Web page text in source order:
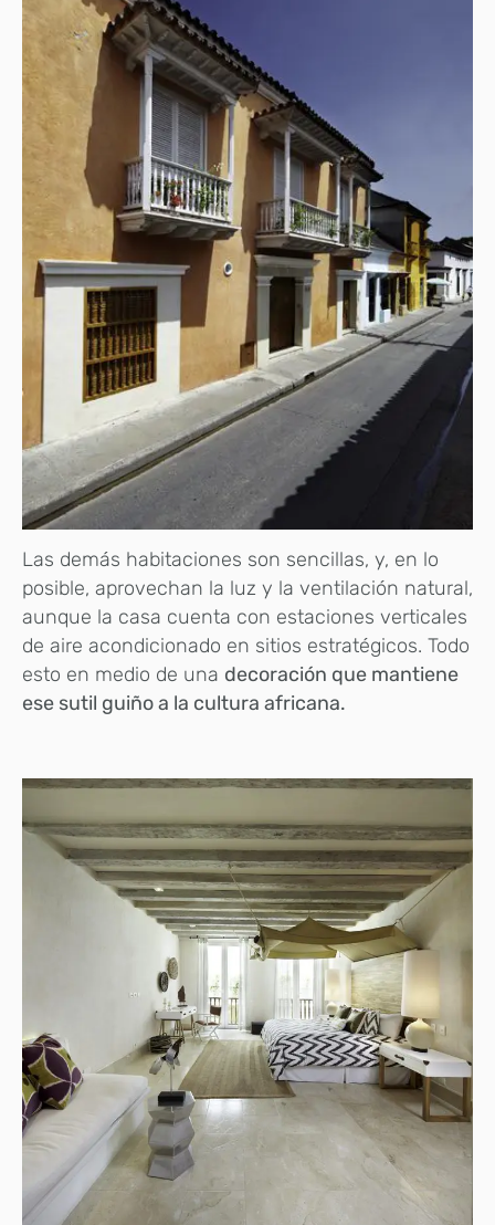
Las demás habitaciones son sencillas, y, en lo
posible, aprovechan la luz y la ventilación natural,
aunque la casa cuenta con estaciones verticales
de aire acondicionado en sitios estratégicos. Todo
esto en medio de una decoración que mantiene
ese sutil guiño a la cultura africana.